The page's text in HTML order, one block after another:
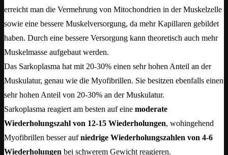
erreicht man die Vermehrung von Mitochondrien in der Muskelzelle
sowie eine bessere Muskelversorgung, da mehr Kapillaren gebildet
haben. Durch eine bessere Versorgung kann theoretisch auch mehr
Muskelmasse aufgebaut werden.
Das Sarkoplasma hat mit 20-30% einen sehr hohen Anteil an der
Muskulatur, genau wie die Myofibrillen. Sie besitzen ebenfalls einen
sehr hohen Anteil von 20-30% an der Muskulatur.
Sarkoplasma reagiert am besten auf eine moderate
Wiederholungszahl von 12-15 Wiederholungen, wohingehend
Myofibrillen besser aufniedrige Wiederholungszahlen von 4-6
Wiederholungen bei schwerem Gewicht reagieren.